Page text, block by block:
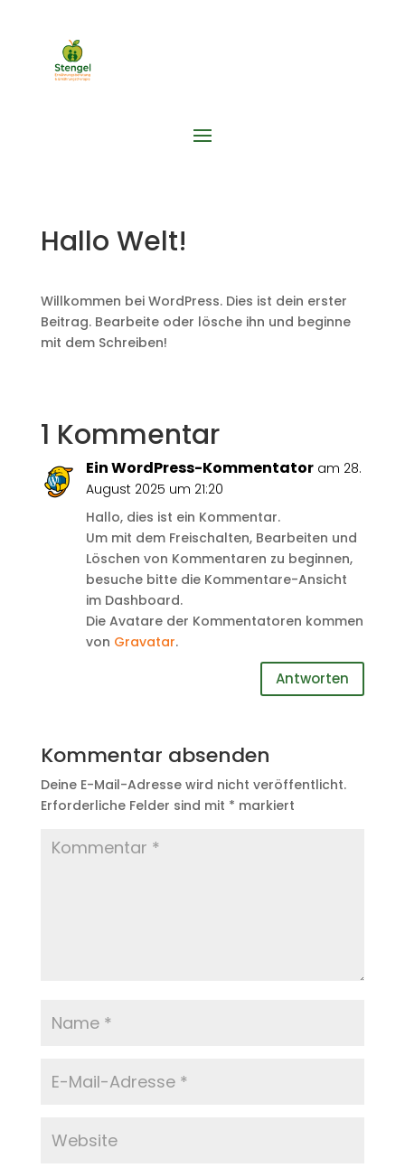
Hallo Welt!
Willkommen bei WordPress. Dies ist dein erster
Beitrag. Bearbeite oder lösche ihn und beginne
mit dem Schreiben!
1 Kommentar
Ein WordPress-Kommentator am 28.
August 2025 um 21:20
Hallo, dies ist ein Kommentar.
Um mit dem Freischalten, Bearbeiten und
Löschen von Kommentaren zu beginnen,
besuche bitte die Kommentare-Ansicht
im Dashboard.
Die Avatare der Kommentatoren kommen
von Gravatar.
Antworten
Kommentar absenden
Deine E-Mail-Adresse wird nicht veröffentlicht.
Erforderliche Felder sind mit * markiert